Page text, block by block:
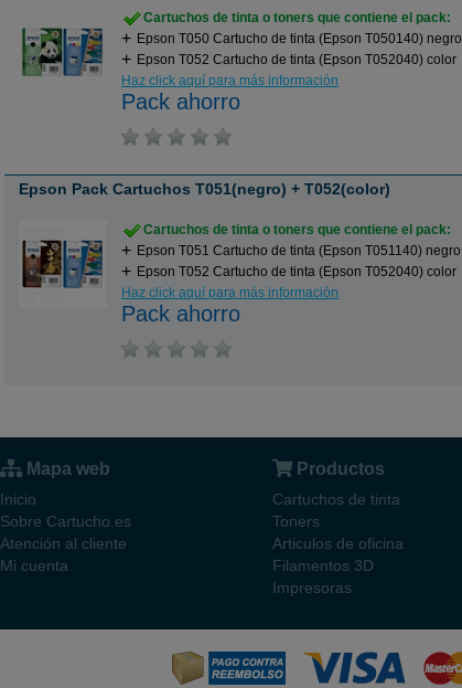
Cartuchos de tinta o toners que contiene el pack:
Epson T050 Cartucho de tinta (Epson T050140) negro
Epson T052 Cartucho de tinta (Epson T052040) color
Haz click aquí para más información
Pack ahorro
Epson Pack Cartuchos T051(negro) + T052(color)
Cartuchos de tinta o toners que contiene el pack:
Epson T051 Cartucho de tinta (Epson T051140) negro
Epson T052 Cartucho de tinta (Epson T052040) color
Haz click aquí para más información
Pack ahorro
Mapa web
Inicio
Sobre Cartucho.es
Atención al cliente
Mi cuenta
Productos
Cartuchos de tinta
Toners
Articulos de oficina
Filamentos 3D
Impresoras